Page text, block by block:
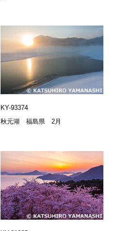
KY-93374
秋元湖 福島県 2月